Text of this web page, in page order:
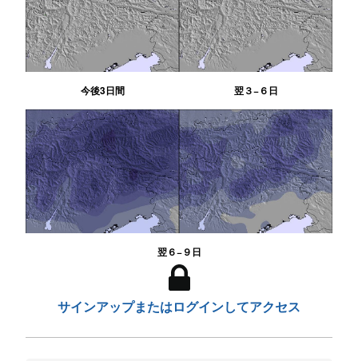
今後3日間 翌３−６日
翌６−９日
サインアップまたはログインしてアクセス